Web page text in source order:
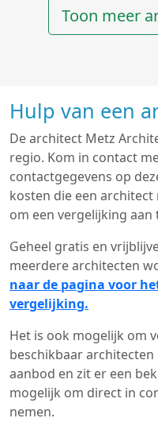
Toon meer
Hulp van een
De architect Metz
regio. Kom in contact
contactgegevens op
kosten die een
om een vergelijking aan
Geheel gratis en
meerdere architecten
naar de pagina voor
vergelijking.
Het is ook mogelijk om
beschikbaar
aanbod en zit er een
mogelijk om direct in
nemen.